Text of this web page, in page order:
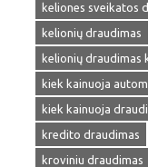
keliones sveikatos
kelionių draudimas
kelionių draudimas
kiek kainuoja
kiek kainuoja
kredito draudimas
kroviniu draudimas